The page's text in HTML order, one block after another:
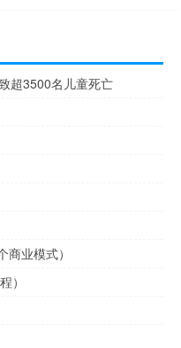
超3500名儿童死亡
业模式）
）